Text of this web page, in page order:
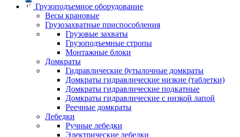
Грузоподъемное оборудование
Весы крановые
Грузозахватные приспособления
Грузовые захваты
Грузоподъемные стропы
Монтажные блоки
Домкраты
Гидравлические бутылочные домкраты
Домкраты гидравлические низкие (таблетки)
Домкраты гидравлические подкатные
Домкраты гидравлические с низкой лапой
Реечные домкраты
Лебедки
Ручные лебедки
Электрические лебедки